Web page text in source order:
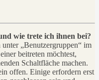
wie trete ich ihnen bei?
„Benutzergruppen“ im
beitreten möchtest,
Schaltfläche machen.
offen. Einige erfordern erst